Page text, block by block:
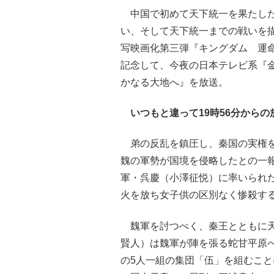
中国で初めて天下統一を果たし
い、そして天下統一までの戦いを
写映画化第三弾『キングダム 運
記念して、今夜の日本テレビ系
かなる大地へ』を放送。
いつもと違って19時56分から
弟の反乱を鎮圧し、秦国の実権
魏の軍勢が国境を侵略したとの一
軍・呉慶（小澤征悦）に率いられ
火を放ち女子供の区別なく惨殺す
魏軍を討つべく、秦王とともに
賢人）は魏軍が陣を張る蛇甘平原
の5人一組の集団「伍」を組むこ